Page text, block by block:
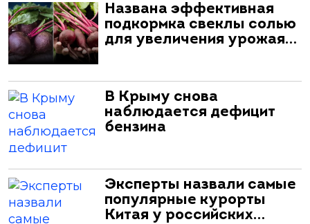
Названа эффективная
подкормка свеклы солью
для увеличения урожая…
В Крыму снова
наблюдается дефицит
бензина
Эксперты назвали самые
популярные курорты
Китая у российских…